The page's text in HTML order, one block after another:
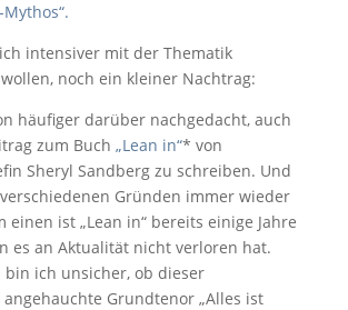
intensiver mit der Thematik
noch ein kleiner Nachtrag:
häufiger darüber nachgedacht, auch
zum Buch „Lean in“* von
Sheryl Sandberg zu schreiben. Und
Gründen immer wieder
einen ist „Lean in“ bereits einige Jahre
es an Aktualität nicht verloren hat.
bin ich unsicher, ob dieser
Grundtenor „Alles ist